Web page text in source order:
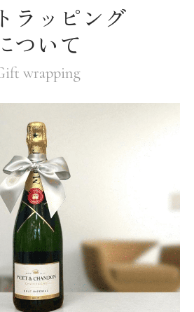
ラッピング
ついて
wrapping